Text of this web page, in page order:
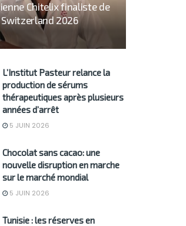
Chitelix finaliste de
2026
L’Institut Pasteur relance la
production de sérums
thérapeutiques après plusieurs
années d’arrêt
5 JUIN 2026
Chocolat sans cacao: une
nouvelle disruption en marche
sur le marché mondial
5 JUIN 2026
Tunisie : les réserves en